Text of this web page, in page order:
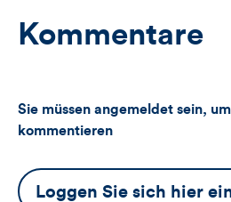
Kommentare
Sie müssen angemeldet sein,
kommentieren
Dieser
Loggen Sie sich hier